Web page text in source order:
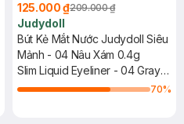
125.000 ₫209.000 ₫
Judydoll
Bút Kẻ Mắt Nước Judydoll Siêu
Mảnh - 04 Nâu Xám 0.4g
Slim Liquid Eyeliner - 04 Gray
Brown
70%